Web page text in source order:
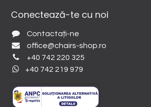
Conectează-te cu noi
Contactați-ne
office@chairs-shop.ro
+40 742 220 325
+40 742 219 979